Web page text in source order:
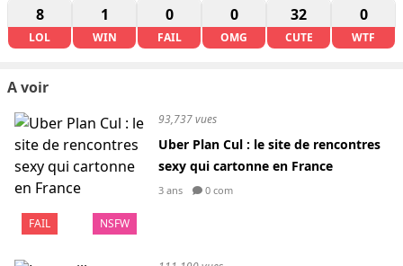
8
LOL
1
WIN
0
FAIL
0
OMG
32
CUTE
0
WTF
A voir
FAIL NSFW
93,737 vues
Uber Plan Cul : le site de rencontres
sexy qui cartonne en France
3 ans 0 com